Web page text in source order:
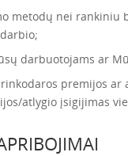
metodų nei
darbuotojams ar
premijos
atlygio įsigijimas